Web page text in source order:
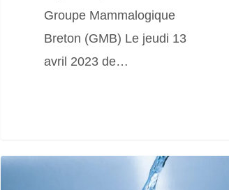
Groupe Mammalogique
Breton (GMB) Le jeudi 13
avril 2023 de…
Webinaire